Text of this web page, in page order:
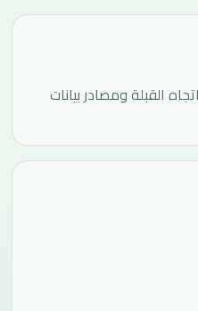
القبلة ومصادر بيانات